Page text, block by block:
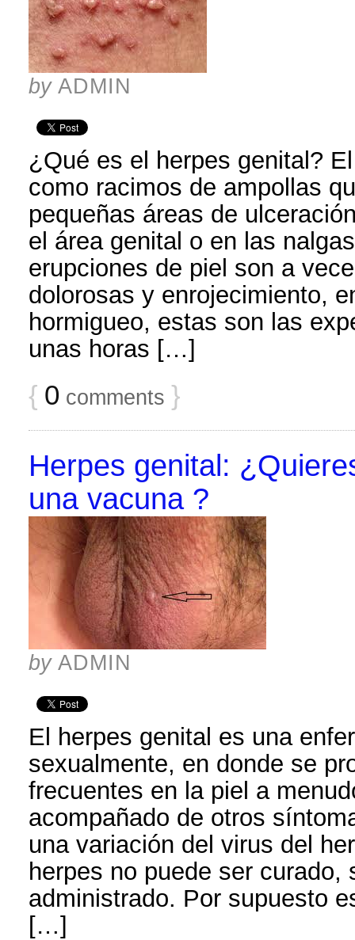
by ADMIN
¿Qué es el herpes genital?
como racimos de ampollas
pequeñas áreas de
el área genital o en las
erupciones de piel son a
dolorosas y enrojecimiento,
hormigueo, estas son las
unas horas […]
{ 0 comments }
Herpes genital:
una vacuna ?
by ADMIN
El herpes genital es una
sexualmente, en donde se
frecuentes en la piel a
acompañado de otros
una variación del virus del
herpes no puede ser curado,
administrado. Por supuesto
[…]